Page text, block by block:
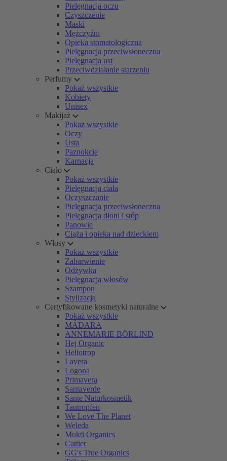
Pielęgnacja oczu
Czyszczenie
Maski
Mężczyźni
Opieka stomatologiczna
Pielęgnacja przeciwsłoneczna
Pielęgnacja ust
Przeciwdziałanie starzeniu
Perfumy
Pokaż wszystkie
Kobiety
Unisex
Makijaż
Pokaż wszystkie
Oczy
Usta
Paznokcie
Karnacja
Ciało
Pokaż wszystkie
Pielęgnacja ciała
Oczyszczanie
Pielęgnacja przeciwsłoneczna
Pielęgnacja dłoni i stóp
Panowie
Ciąża i opieka nad dzieckiem
Włosy
Pokaż wszystkie
Zabarwienie
Odżywka
Pielęgnacja włosów
Szampon
Stylizacja
Certyfikowane kosmetyki naturalne
Pokaż wszystkie
MÁDARA
ANNEMARIE BÖRLIND
Hej Organic
Heliotrop
Lavera
Logona
Primavera
Santaverde
Sante Naturkosmetik
Tautropfen
We Love The Planet
Weleda
Mukti Organics
Cattier
GG's True Organics